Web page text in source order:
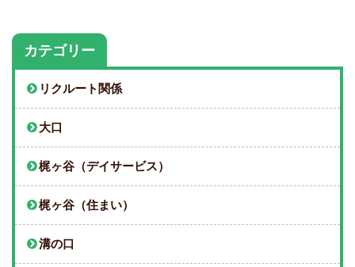
カテゴリー
リクルート関係
大口
梶ヶ谷（デイサービス）
梶ヶ谷（住まい）
溝の口